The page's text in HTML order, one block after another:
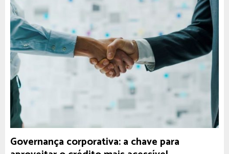
Governança corporativa: a chave para